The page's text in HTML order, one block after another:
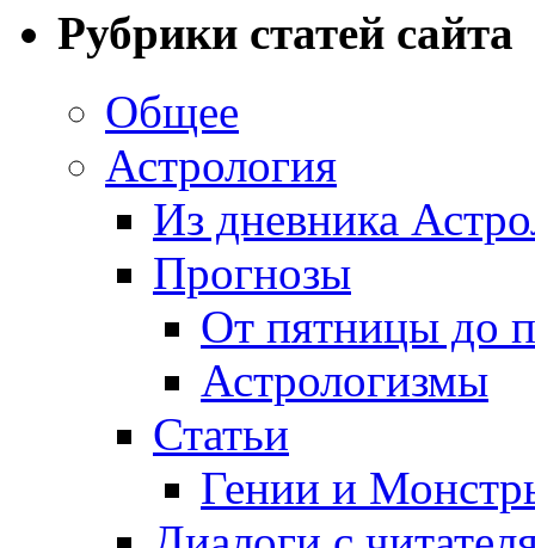
Рубрики статей сайта
Общее
Астрология
Из дневника
Прогнозы
От пятницы до
Астрологизмы
Статьи
Гении и